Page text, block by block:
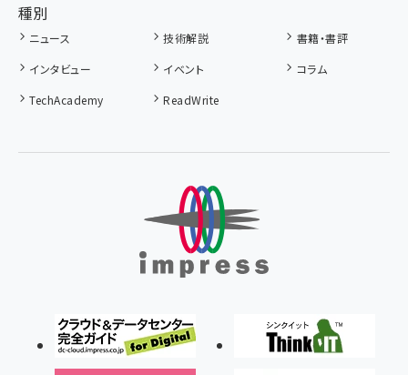
種別
ニュース 技術解説
書籍・書評
インタビュー
イベント
コラム
TechAcademy
ReadWrite